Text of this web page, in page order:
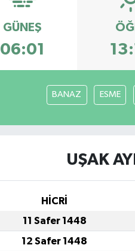
GÜNEŞ
06:01
BANAZ ESME
UŞAK
HİCRİ
11 Safer 1448
12 Safer 1448